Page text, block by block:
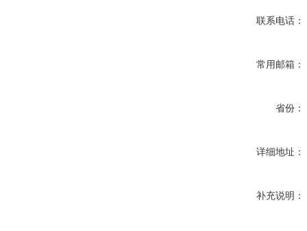
联系电话：
常用邮箱：
省份：
详细地址：
补充说明：